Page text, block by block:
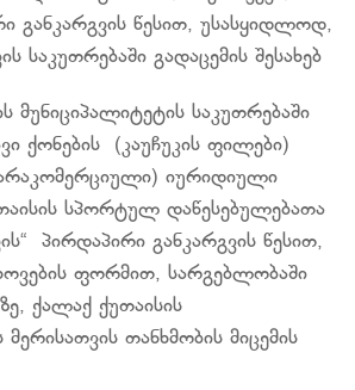
განკარგვის წესით, უსასყიდლოდ,
საკუთრებაში გადაცემის შესახებ
მუნიციპალიტეტის საკუთრებაში
ქონების (კაუჩუკის ფილები)
იურიდიული
სპორტულ დაწესებულებათა
პირდაპირი განკარგვის წესით,
ფორმით, სარგებლობაში
ქალაქ ქუთაისის
მერისათვის თანხმობის მიცემის